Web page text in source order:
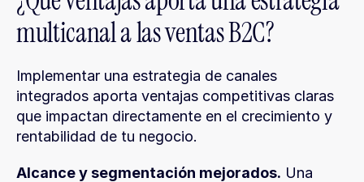
multicanal a las ventas B2C?
Implementar una estrategia de canales
integrados aporta ventajas competitivas claras
que impactan directamente en el crecimiento y
rentabilidad de tu negocio.
Alcance y segmentación mejorados. Una